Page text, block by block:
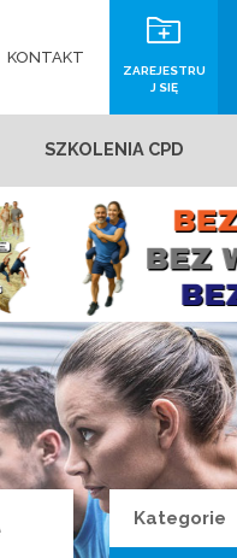
KONTAKT
ZAREJESTRU
J SIĘ
SZKOLENIA CPD
Kategorie